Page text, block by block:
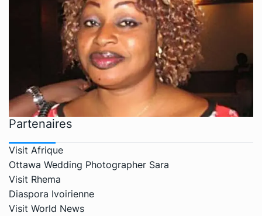
Partenaires
Visit Afrique
Ottawa Wedding Photographer Sara
Visit Rhema
Diaspora Ivoirienne
Visit World News